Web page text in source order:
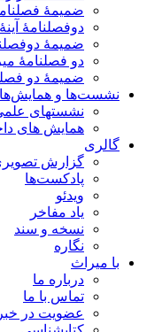
ضمیمۀ
دوفصلنامۀ
ضمیمۀ
دو فصلنامۀ
ضمیمۀ دو
نشست‌ها و همایش‌ها
نشستهای
همایش های
گالری
گزارش
پادکست‌ها
ویدئو
یاد مفاخر
نسخه و سند
نگاره
با میراث
درباره ما
تماس با ما
عضویت در